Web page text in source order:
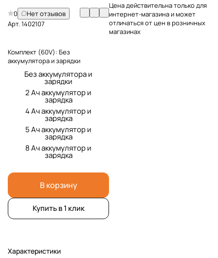
0
Нет отзывов
Арт.1402107
Комплект (60V): Без
аккумулятора и зарядки
Без аккумулятора и
зарядки
2 Ач аккумулятор и
зарядка
4 Ач аккумулятор и
зарядка
5 Ач аккумулятор и
зарядка
8 Ач аккумулятор и
зарядка
В корзину
Купить в 1 клик
Характеристики
Цена действительна только для
интернет-магазина и может
отличаться от цен в розничных
магазинах